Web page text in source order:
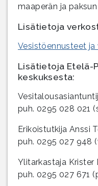
maaperän ja
Lisätietoja
Vesistöennusteet
Lisätietoja Etelä-
keskuksesta:
puh. 0295 028 021
Erikoistutkija Anssi
puh. 0295 027 948
Ylitarkastaja Krister
puh. 0295 027 671